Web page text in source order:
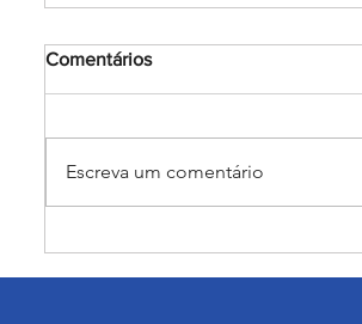
Comentários
Escreva um comentário